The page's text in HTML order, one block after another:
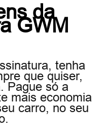
da
GWM
tenha
que quiser,
Pague só a
mais economia
carro, no seu